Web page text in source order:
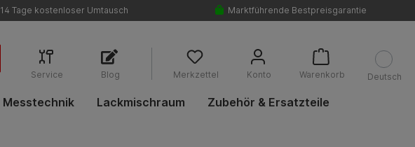
14 Tage kostenloser Umtausch Marktführende Bestpreisgarantie
Service Blog Merkzettel Konto Warenkorb Deutsch
Messtechnik Lackmischraum Zubehör & Ersatzteile